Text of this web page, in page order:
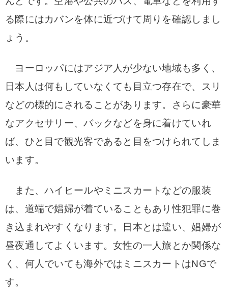
る際にはカバンを体に近づけて周りを確認しまし
ょう。
ヨーロッパにはアジア人が少ない地域も多く、
日本人は何もしていなくても目立つ存在で、スリ
などの標的にされることがあります。さらに豪華
なアクセサリー、バックなどを身に着けていれ
ば、ひと目で観光客であると目をつけられてしま
います。
また、ハイヒールやミニスカートなどの服装
は、道端で娼婦が着ていることもあり性犯罪に巻
き込まれやすくなります。日本とは違い、娼婦が
昼夜通してよくいます。女性の一人旅とか関係な
く、何人でいても海外ではミニスカートはNGで
す。